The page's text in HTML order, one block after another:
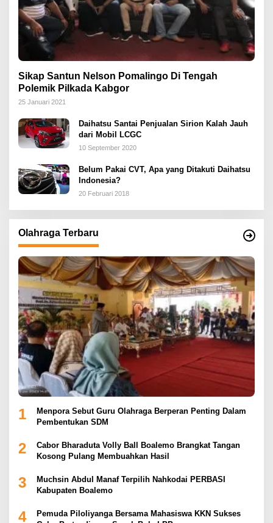
Sikap Santun Nelson Pomalingo Di Tengah
Polemik Pilkada Kabgor
25 Januari 2021
Daihatsu Santai Penjualan Sirion Kalah Jauh
dari Mobil LCGC
10 September 2020
Belum Pakai CVT, Apa yang Ditakuti Daihatsu
Indonesia?
20 Februari 2018
Olahraga Terbaru
1
Menpora Sebut Guru Olahraga Berperan Penting Dalam
Pembentukan SDM
2
Cabor Bharaduta Volly Ball Boalemo Brangkat Tangan
Kosong Pulang Membuahkan Hasil
3
Muchsin Abdul Manaf Terpilih Nahkodai PERBASI
Kabupaten Boalemo
4
Pemuda Piloliyanga Bersama Mahasiswa KKN Sukses